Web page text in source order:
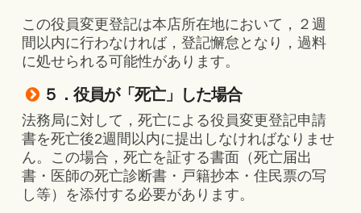
この役員変更登記は本店所在地において，２週
間以内に行わなければ，登記懈怠となり，過料
に処せられる可能性があります。
５．役員が「死亡」した場合
法務局に対して，死亡による役員変更登記申請
書を死亡後2週間以内に提出しなければなりませ
ん。この場合，死亡を証する書面（死亡届出
書・医師の死亡診断書・戸籍抄本・住民票の写
し等）を添付する必要があります。